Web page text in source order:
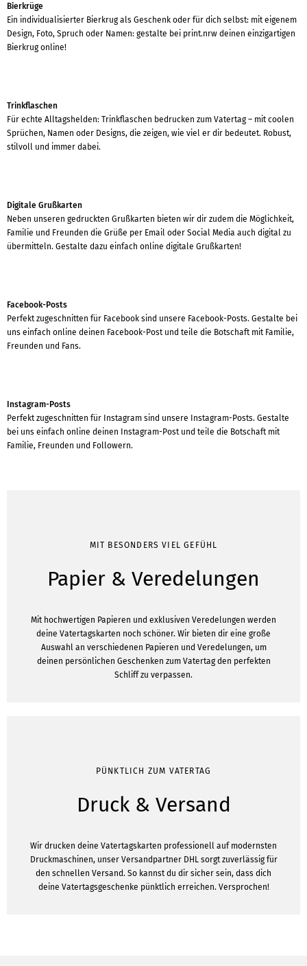
Bierkrüge
Ein individualisierter Bierkrug als Geschenk oder für dich selbst: mit eigenem
Design, Foto, Spruch oder Namen: gestalte bei print.nrw deinen einzigartigen
Bierkrug online!
Trinkflaschen
Für echte Alltagshelden: Trinkflaschen bedrucken zum Vatertag – mit coolen
Sprüchen, Namen oder Designs, die zeigen, wie viel er dir bedeutet. Robust,
stilvoll und immer dabei.
Digitale Grußkarten
Neben unseren gedruckten Grußkarten bieten wir dir zudem die Möglichkeit,
Familie und Freunden die Grüße per Email oder Social Media auch digital zu
übermitteln. Gestalte dazu einfach online digitale Grußkarten!
Facebook-Posts
Perfekt zugeschnitten für Facebook sind unsere Facebook-Posts. Gestalte bei
uns einfach online deinen Facebook-Post und teile die Botschaft mit Familie,
Freunden und Fans.
Instagram-Posts
Perfekt zugeschnitten für Instagram sind unsere Instagram-Posts. Gestalte
bei uns einfach online deinen Instagram-Post und teile die Botschaft mit
Familie, Freunden und Followern.
MIT BESONDERS VIEL GEFÜHL
Papier & Veredelungen
Mit hochwertigen Papieren und exklusiven Veredelungen werden
deine Vatertagskarten noch schöner. Wir bieten dir eine große
Auswahl an verschiedenen Papieren und Veredelungen, um
deinen persönlichen Geschenken zum Vatertag den perfekten
Schliff zu verpassen.
PÜNKTLICH ZUM VATERTAG
Druck & Versand
Wir drucken deine Vatertagskarten professionell auf modernsten
Druckmaschinen, unser Versandpartner DHL sorgt zuverlässig für
den schnellen Versand. So kannst du dir sicher sein, dass dich
deine Vatertagsgeschenke pünktlich erreichen. Versprochen!